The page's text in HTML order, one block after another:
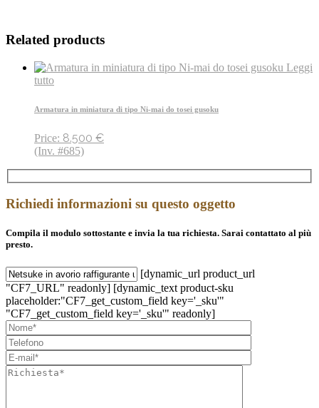
Related products
Leggi
tutto
Armatura in miniatura di tipo Ni-mai do tosei gusoku
Price: 8.500 €
(Inv. #685)
Richiedi informazioni su questo oggetto
Compila il modulo sottostante e invia la tua richiesta. Sarai contattato al più
presto.
[dynamic_url product_url
"CF7_URL" readonly] [dynamic_text product-sku
placeholder:"CF7_get_custom_field key='_sku'"
"CF7_get_custom_field key='_sku'" readonly]